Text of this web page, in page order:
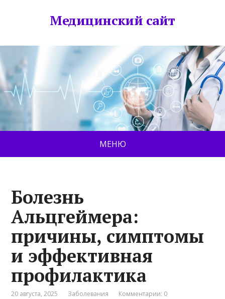
Медицинский сайт
МЕНЮ
Болезнь
Альцгеймера:
причины, симптомы
и эффективная
профилактика
20 августа, 2025 Заболевания Комментарии: 0